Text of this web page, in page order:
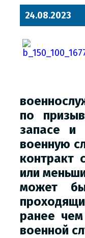
24.08.2023
по
запасе и
военную
контракт
или
может
ранее
военной